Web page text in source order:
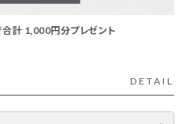
計 1,000円分プレゼント
DETAIL